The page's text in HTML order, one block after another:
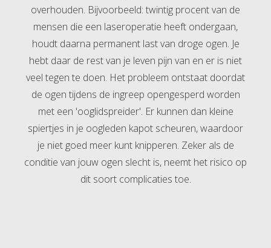
overhouden. Bijvoorbeeld: twintig procent van de
mensen die een laseroperatie heeft ondergaan,
houdt daarna permanent last van droge ogen. Je
hebt daar de rest van je leven pijn van en er is niet
veel tegen te doen. Het probleem ontstaat doordat
de ogen tijdens de ingreep opengesperd worden
met een 'ooglidspreider'. Er kunnen dan kleine
spiertjes in je oogleden kapot scheuren, waardoor
je niet goed meer kunt knipperen. Zeker als de
conditie van jouw ogen slecht is, neemt het risico op
dit soort complicaties toe.